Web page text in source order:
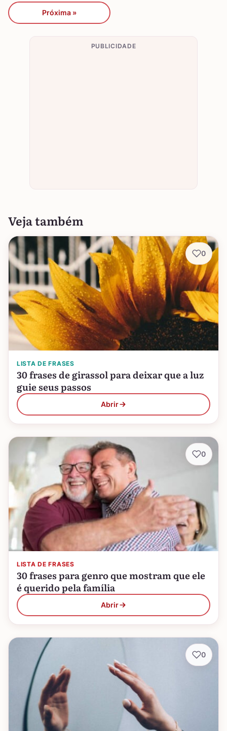
Próxima »
PUBLICIDADE
Veja também
LISTA DE FRASES
30 frases de girassol para deixar que a luz
guie seus passos
Abrir
0
LISTA DE FRASES
30 frases para genro que mostram que ele
é querido pela família
Abrir
0
0